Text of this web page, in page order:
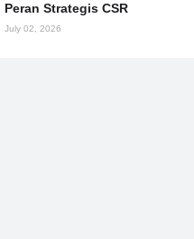
Peran Strategis CSR
July 02, 2026